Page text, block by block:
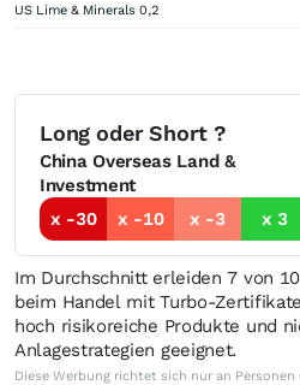
US Lime & Minerals 0,2
Long oder Short ?
China Overseas Land &
Investment
x -30
x -10 x -3 x 3
Im Durchschnitt erleiden 7 von
beim Handel mit Turbo-
hoch risikoreiche Produkte und
Anlagestrategien geeignet.
Diese Werbung richtet sich nur an